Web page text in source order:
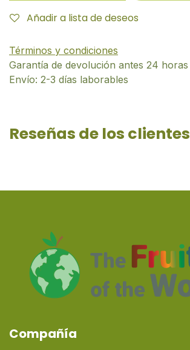
Añadir a lista de deseos
Términos y condiciones
Garantía de devolución antes 24 horas
Envío: 2-3 días laborables
Reseñas de los clientes
Compañía